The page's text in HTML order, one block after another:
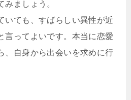
みましょう。
いても、すばらしい異性が近
言ってよいです。本当に恋愛
、自身から出会いを求めに行